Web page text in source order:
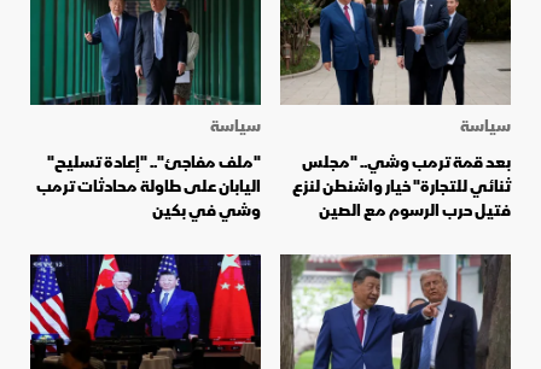
سياسة
بعد قمة ترمب وشي.. "مجلس
ثنائي للتجارة" خيار واشنطن لنزع
فتيل حرب الرسوم مع الصين
سياسة
"ملف مفاجئ".. "إعادة تسليح"
اليابان على طاولة محادثات ترمب
وشي في بكين